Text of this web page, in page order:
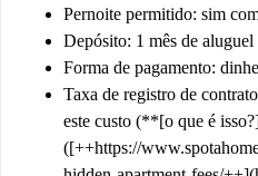
Pernoite permitido: sim
Depósito: 1 mês de aluguel
Forma de pagamento:
Taxa de registro de
este custo (**[o que é
([++https://